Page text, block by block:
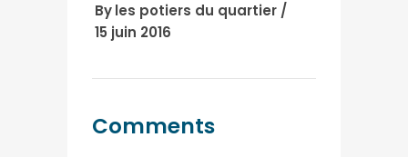
Byles potiers du quartier
15 juin 2016
Comments